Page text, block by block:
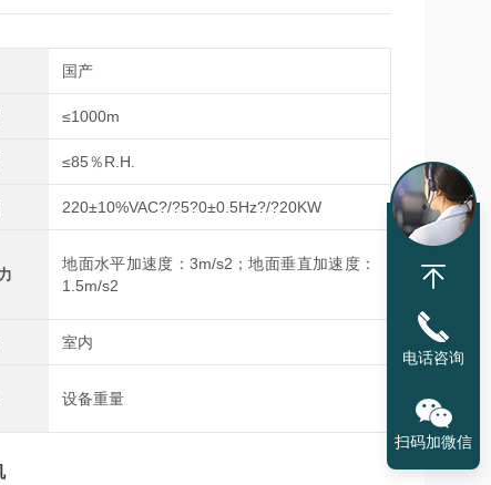
国产
≤1000m
≤85％R.H.
220±10%VAC?/?5?0±0.5Hz?/?20KW
地面水平加速度：3m/s2；地面垂直加速度：
1.5m/s2
室内
设备重量
电话咨询
扫码加微信